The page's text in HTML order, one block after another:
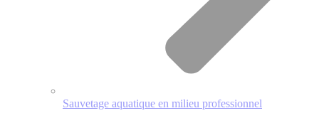
Sauvetage aquatique en milieu professionnel